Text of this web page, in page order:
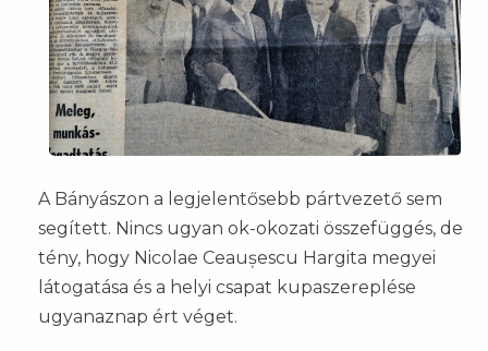
A Bányászon a legjelentősebb pártvezető sem
segített. Nincs ugyan ok-okozati összefüggés, de
tény, hogy Nicolae Ceaușescu Hargita megyei
látogatása és a helyi csapat kupaszereplése
ugyanaznap ért véget.